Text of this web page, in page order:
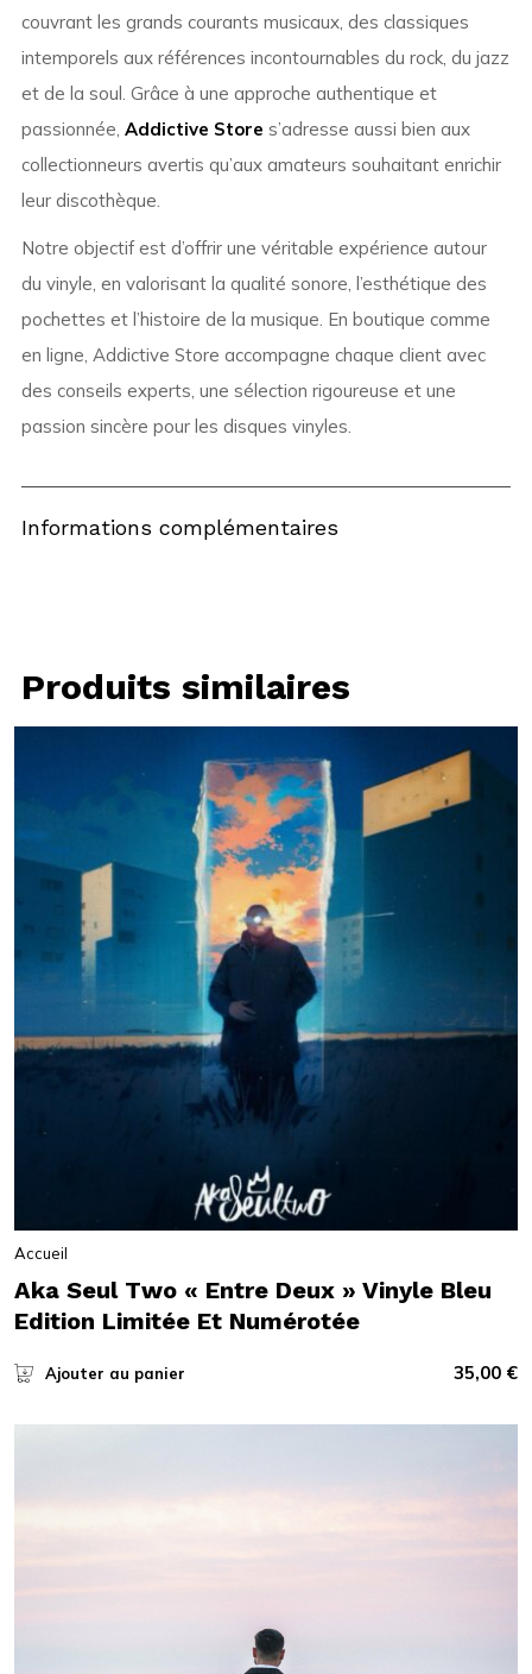
couvrant les grands courants musicaux, des classiques
intemporels aux références incontournables du rock, du jazz
et de la soul. Grâce à une approche authentique et
passionnée, Addictive Store s’adresse aussi bien aux
collectionneurs avertis qu’aux amateurs souhaitant enrichir
leur discothèque.
Notre objectif est d’offrir une véritable expérience autour
du vinyle, en valorisant la qualité sonore, l’esthétique des
pochettes et l’histoire de la musique. En boutique comme
en ligne, Addictive Store accompagne chaque client avec
des conseils experts, une sélection rigoureuse et une
passion sincère pour les disques vinyles.
Informations complémentaires
Produits similaires
Accueil
Aka Seul Two « Entre Deux » Vinyle Bleu
Edition Limitée Et Numérotée
Ajouter au panier 35,00 €